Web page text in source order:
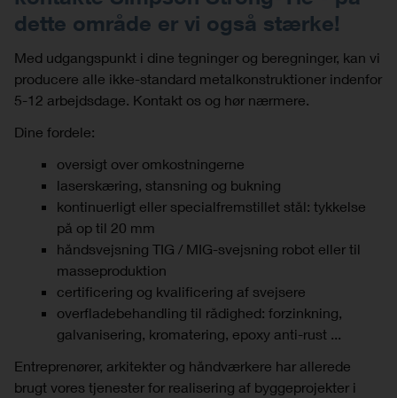
dette område er vi også stærke!
Med udgangspunkt i dine tegninger og beregninger, kan vi
producere alle ikke-standard metalkonstruktioner indenfor
5-12 arbejdsdage. Kontakt os og hør nærmere.
Dine fordele:
oversigt over omkostningerne
laserskæring, stansning og bukning
kontinuerligt eller specialfremstillet stål: tykkelse
på op til 20 mm
håndsvejsning TIG / MIG-svejsning robot eller til
masseproduktion
certificering og kvalificering af svejsere
overfladebehandling til rådighed: forzinkning,
galvanisering, kromatering, epoxy anti-rust ...
Entreprenører, arkitekter og håndværkere har allerede
brugt vores tjenester for realisering af byggeprojekter i